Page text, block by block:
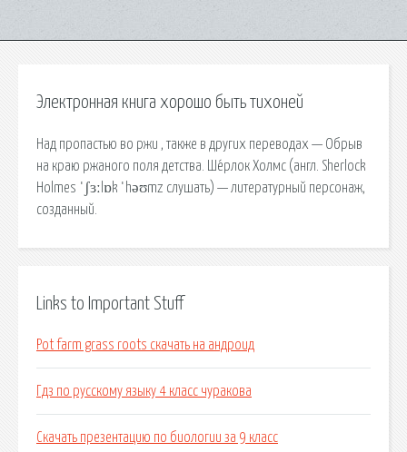
Электронная книга хорошо быть тихоней
Над пропастью во ржи , также в других переводах — Обрыв
на краю ржаного поля детства. Ше́рлок Холмс (англ. Sherlock
Holmes ˈʃɜːlɒk ˈhəʊmz слушать) — литературный персонаж,
созданный.
Links to Important Stuff
Pot farm grass roots скачать на андроид
Гдз по русскому языку 4 класс чуракова
Скачать презентацию по биологии за 9 класс